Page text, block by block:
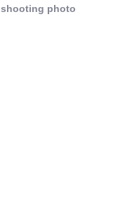
shooting photo